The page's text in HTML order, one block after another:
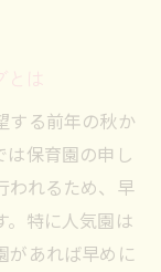
は
する前年の秋か
は保育園の申し
われるため、早
。特に人気園は
があれば早めに